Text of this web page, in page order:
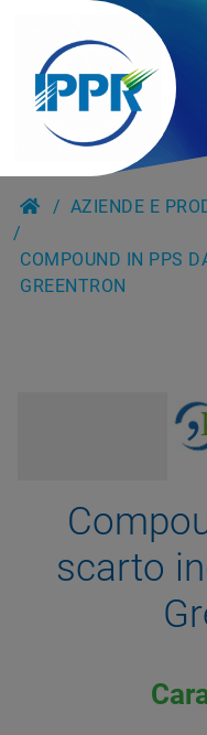
AZIENDE E
COMPOUND IN PPS
GREENTRON
scarto